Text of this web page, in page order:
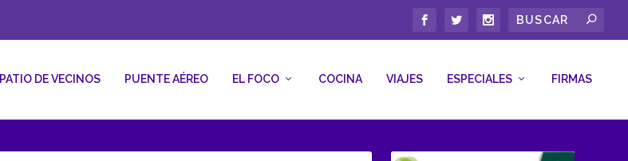
PATIO DE VECINOS PUENTE AÉREO EL FOCO COCINA VIAJES ESPECIALES FIRMAS